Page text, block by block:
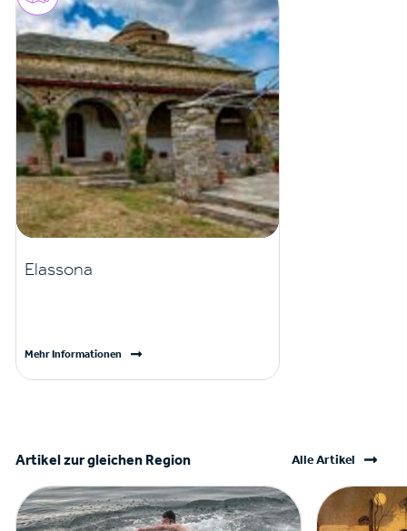
Elassona
Mehr Informationen
Artikel zur gleichen Region Alle Artikel